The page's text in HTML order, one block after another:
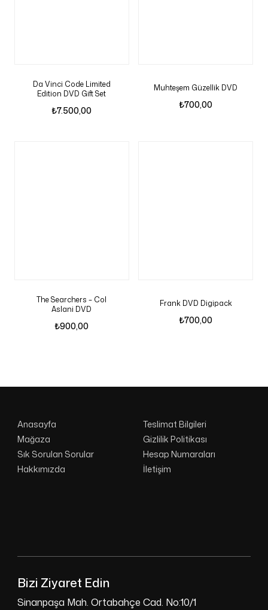
Da Vinci Code Limited
Edition DVD Gift Set
₺7.500,00
Muhteşem Güzellik DVD
₺700,00
The Searchers – Col
Aslani DVD
₺900,00
Frank DVD Digipack
₺700,00
Bizi Ziyaret Edin
Sinanpaşa Mah. Ortabahçe Cad. No:10/1
Anasayfa
Mağaza
Sık Sorulan Sorular
Hakkımızda
Teslimat Bilgileri
Gizlilik Politikası
Hesap Numaraları
İletişim